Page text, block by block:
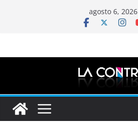
agosto 6, 2026